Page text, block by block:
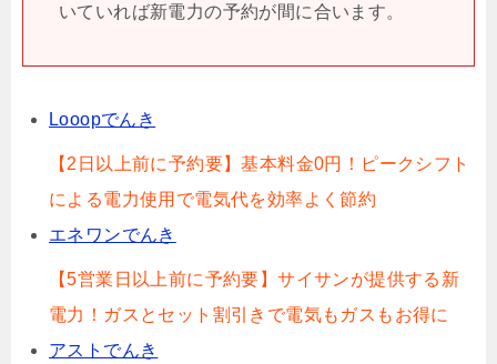
いていれば新電力の予約が間に合います。
Looopでんき
【2日以上前に予約要】基本料金0円！ピークシフト
による電力使用で電気代を効率よく節約
エネワンでんき
【5営業日以上前に予約要】サイサンが提供する新
電力！ガスとセット割引きで電気もガスもお得に
アストでんき